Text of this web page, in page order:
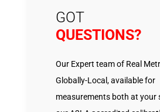
GOT
QUESTIONS?
Our Expert team of Real
Globally-Local, available for
measurements both at your